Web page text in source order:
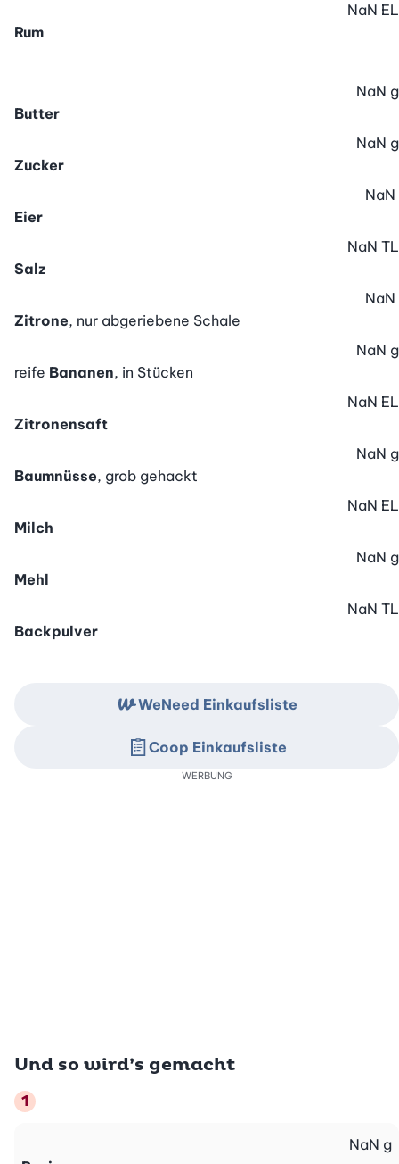
Rum
NaN EL
Butter
NaN g
Zucker
NaN g
Eier
NaN
Salz
NaN TL
Zitrone, nur abgeriebene Schale
NaN
reife Bananen, in Stücken
NaN g
Zitronensaft
NaN EL
Baumnüsse, grob gehackt
NaN g
Milch
NaN EL
Mehl
NaN g
Backpulver
NaN TL
Und so wird’s gemacht
NaN g
WeNeed Einkaufsliste
Coop Einkaufsliste
WERBUNG